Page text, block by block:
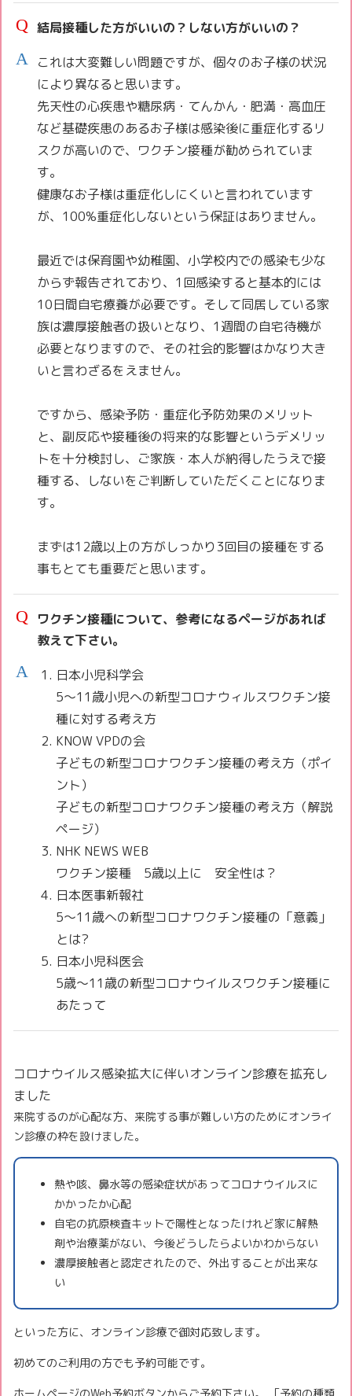
結局接種した方がいいの？しない方がいいの？
これは大変難しい問題ですが、個々のお子様の状況
により異なると思います。
先天性の心疾患や糖尿病・てんかん・肥満・高血圧
など基礎疾患のあるお子様は感染後に重症化するリ
スクが高いので、ワクチン接種が勧められていま
す。
健康なお子様は重症化しにくいと言われています
が、100%重症化しないという保証はありません。
最近では保育園や幼稚園、小学校内での感染も少な
からず報告されており、1回感染すると基本的には
10日間自宅療養が必要です。そして同居している家
族は濃厚接触者の扱いとなり、1週間の自宅待機が
必要となりますので、その社会的影響はかなり大き
いと言わざるをえません。
ですから、感染予防・重症化予防効果のメリット
と、副反応や接種後の将来的な影響というデメリッ
トを十分検討し、ご家族・本人が納得したうえで接
種する、しないをご判断していただくことになりま
す。
まずは12歳以上の方がしっかり3回目の接種をする
事もとても重要だと思います。
ワクチン接種について、参考になるページがあれば
教えて下さい。
日本小児科学会
5〜11歳小児への新型コロナウィルスワクチン接
種に対する考え方
KNOW VPDの会
子どもの新型コロナワクチン接種の考え方（ポイ
ント）
子どもの新型コロナワクチン接種の考え方（解説
ページ）
NHK NEWS WEB
ワクチン接種 5歳以上に 安全性は？
日本医事新報社
5～11歳への新型コロナワクチン接種の「意義」
とは?
日本小児科医会
5歳～11歳の新型コロナウイルスワクチン接種に
あたって
コロナウイルス感染拡大に伴いオンライン診療を拡充し
ました
来院するのが心配な方、来院する事が難しい方のためにオンライ
ン診療の枠を設けました。
熱や咳、鼻水等の感染症状があってコロナウイルスに
かかったか心配
自宅の抗原検査キットで陽性となったけれど家に解熱
剤や治療薬がない、今後どうしたらよいかわからない
濃厚接触者と認定されたので、外出することが出来な
い
といった方に、オンライン診療で御対応致します。
初めてのご利用の方でも予約可能です。
ホームページのWeb予約ボタンからご予約下さい。 「予約の種類